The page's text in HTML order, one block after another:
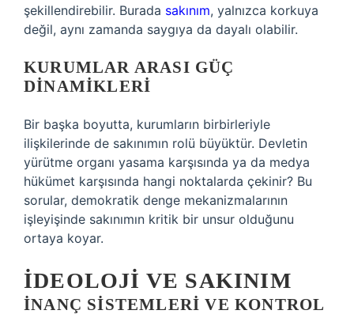
şekillendirebilir. Burada sakınım, yalnızca korkuya
değil, aynı zamanda saygıya da dayalı olabilir.
KURUMLAR ARASI GÜÇ
DINAMIKLERI
Bir başka boyutta, kurumların birbirleriyle
ilişkilerinde de sakınımın rolü büyüktür. Devletin
yürütme organı yasama karşısında ya da medya
hükümet karşısında hangi noktalarda çekinir? Bu
sorular, demokratik denge mekanizmalarının
işleyişinde sakınımın kritik bir unsur olduğunu
ortaya koyar.
İDEOLOJI VE SAKINIM
İNANÇ SISTEMLERI VE KONTROL